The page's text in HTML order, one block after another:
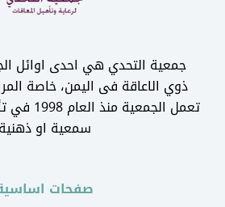
جمعية التحدي هي احدى اوائل
ذوي الاعاقة فى اليمن، خاصة
تعمل
سمعية او ذهنية
صفحات